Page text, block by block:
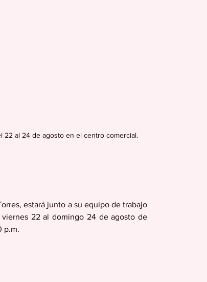
22 al 24 de agosto en el centro comercial.
estará junto a su equipo de trabajo
22 al domingo 24 de agosto de
p.m.